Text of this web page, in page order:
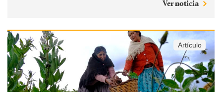
Ver noticia
Artículo